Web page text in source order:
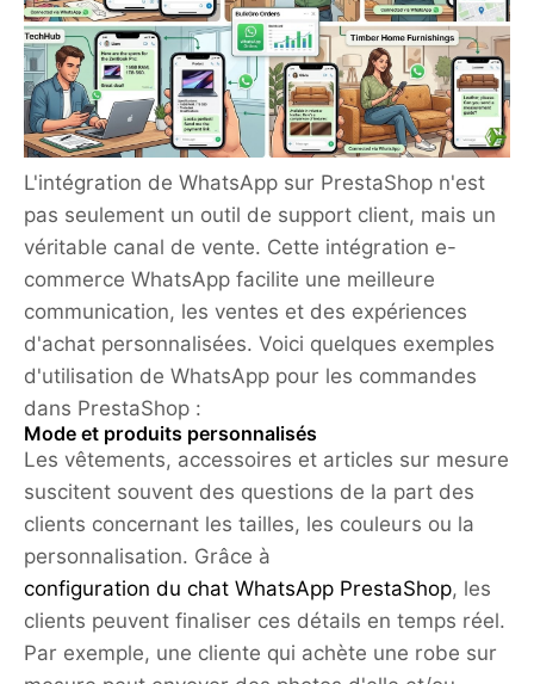
L'intégration de WhatsApp sur PrestaShop n'est
pas seulement un outil de support client, mais un
véritable canal de vente. Cette intégration e-
commerce WhatsApp facilite une meilleure
communication, les ventes et des expériences
d'achat personnalisées. Voici quelques exemples
d'utilisation de WhatsApp pour les commandes
dans PrestaShop :
Mode et produits personnalisés
Les vêtements, accessoires et articles sur mesure
suscitent souvent des questions de la part des
clients concernant les tailles, les couleurs ou la
personnalisation. Grâce à
configuration du chat WhatsApp PrestaShop, les
clients peuvent finaliser ces détails en temps réel.
Par exemple, une cliente qui achète une robe sur